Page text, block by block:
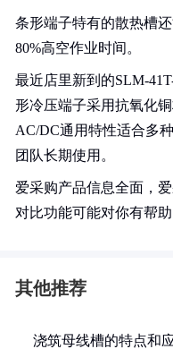
条形端子特有的散热槽
80%高空作业时间。
最近店里新到的SLM-
形冷压端子采用抗氧化
AC/DC通用特性适合多
团队长期使用。
爱采购产品信息全面，
对比功能可能对你有帮
其他推荐
浇筑母线槽的特点和